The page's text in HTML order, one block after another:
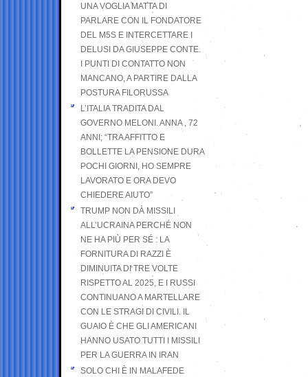
UNA VOGLIA MATTA DI
PARLARE CON IL FONDATORE
DEL M5S E INTERCETTARE I
DELUSI DA GIUSEPPE CONTE.
I PUNTI DI CONTATTO NON
MANCANO, A PARTIRE DALLA
POSTURA FILORUSSA
L’ITALIA TRADITA DAL
GOVERNO MELONI. ANNA , 72
ANNI; “TRA AFFITTO E
BOLLETTE LA PENSIONE DURA
POCHI GIORNI, HO SEMPRE
LAVORATO E ORA DEVO
CHIEDERE AIUTO”
TRUMP NON DÀ MISSILI
ALL’UCRAINA PERCHÉ NON
NE HA PIÙ PER SÉ : LA
FORNITURA DI RAZZI È
DIMINUITA DI TRE VOLTE
RISPETTO AL 2025, E I RUSSI
CONTINUANO A MARTELLARE
CON LE STRAGI DI CIVILI. IL
GUAIO È CHE GLI AMERICANI
HANNO USATO TUTTI I MISSILI
PER LA GUERRA IN IRAN
SOLO CHI È IN MALAFEDE